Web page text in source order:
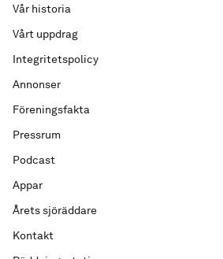
Vår historia
Vårt uppdrag
Integritetspolicy
Annonser
Föreningsfakta
Pressrum
Podcast
Appar
Årets sjöräddare
Kontakt